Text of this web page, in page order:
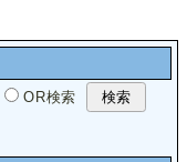
OR検索